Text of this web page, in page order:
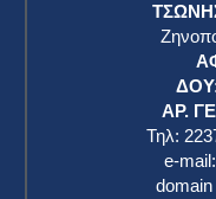
ΑΡ.
Τηλ:
e-mail: